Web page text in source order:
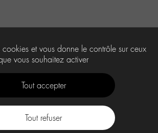
et vous donne le contrôle sur ceux
vous souhaitez activer
Tout accepter
Tout refuser